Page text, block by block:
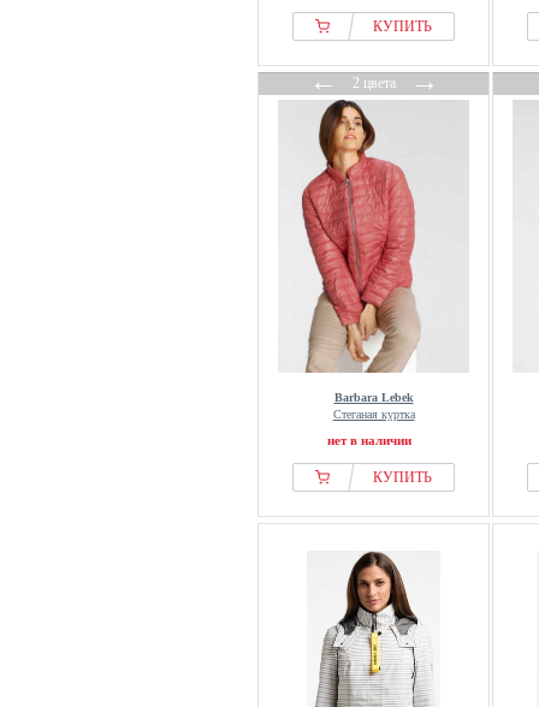
КУПИТЬ
←2 цвета→
Barbara Lebek
Стеганая куртка
нет в наличии
КУПИТЬ